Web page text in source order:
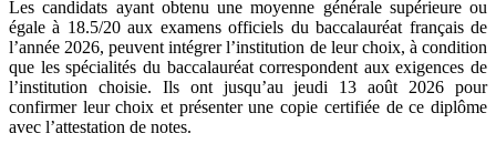
Les candidats ayant obtenu une moyenne générale supérieure ou
égale à 18.5/20 aux examens officiels du baccalauréat français de
l’année 2026, peuvent intégrer l’institution de leur choix, à condition
que les spécialités du baccalauréat correspondent aux exigences de
l’institution choisie. Ils ont jusqu’au jeudi 13 août 2026 pour
confirmer leur choix et présenter une copie certifiée de ce diplôme
avec l’attestation de notes.